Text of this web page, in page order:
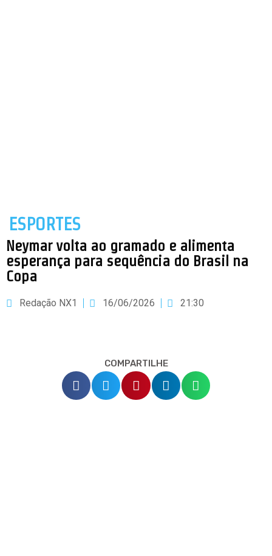
ESPORTES
Neymar volta ao gramado e alimenta
esperança para sequência do Brasil na
Copa
Redação NX1 16/06/2026 21:30
COMPARTILHE